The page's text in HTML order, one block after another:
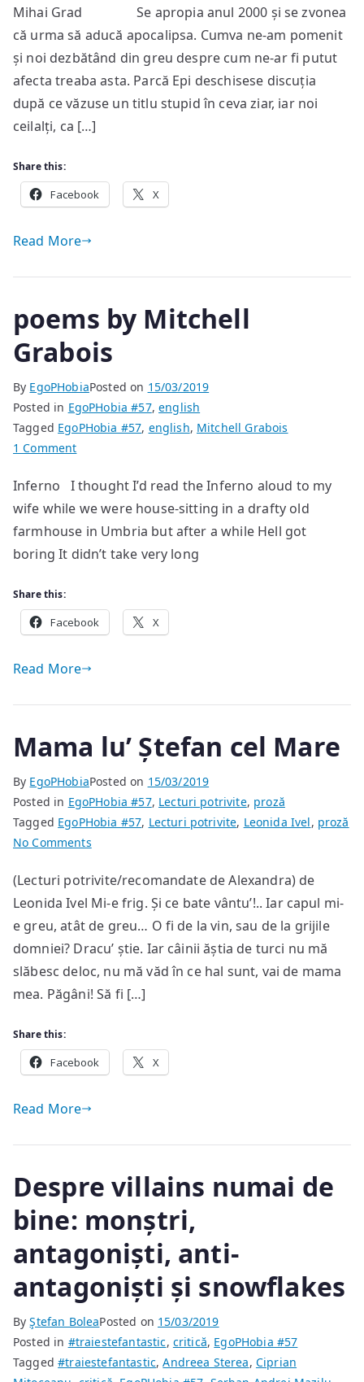
Mihai Grad Se apropia anul 2000 și se zvonea
că urma să aducă apocalipsa. Cumva ne-am pomenit
și noi dezbătând din greu despre cum ne-ar fi putut
afecta treaba asta. Parcă Epi deschisese discuția
după ce văzuse un titlu stupid în ceva ziar, iar noi
ceilalți, ca […]
Share this:
Facebook X
Read More
poems by Mitchell
Grabois
By EgoPHobiaPosted on 15/03/2019
Posted in EgoPHobia #57,english
Tagged EgoPHobia #57, english, Mitchell Grabois
1 Commenton
by
Mitchell
Grabois
Inferno I thought I’d read the Inferno aloud to my
wife while we were house-sitting in a drafty old
farmhouse in Umbria but after a while Hell got
boring It didn’t take very long
Share this:
Facebook X
Read More
Mama lu’ Ștefan cel Mare
By EgoPHobiaPosted on 15/03/2019
Posted in EgoPHobia #57, Lecturi potrivite, proză
Tagged EgoPHobia #57, Lecturi potrivite, Leonida Ivel, proză
No Commentson
lu’
Ștefan
cel
Mare
(Lecturi potrivite/recomandate de Alexandra) de
Leonida Ivel Mi-e frig. Și ce bate vântu’!.. Iar capul mi-
e greu, atât de greu… O fi de la vin, sau de la grijile
domniei? Dracu’ știe. Iar câinii ăștia de turci nu mă
slăbesc deloc, nu mă văd în ce hal sunt, vai de mama
mea. Păgâni! Să fi […]
Share this:
Facebook X
Read More
Despre villains numai de
bine: monștri,
antagoniști, anti-
antagoniști și snowflakes
ByŞtefan BoleaPosted on 15/03/2019
Posted in #traiestefantastic, critică, EgoPHobia #57
Tagged#traiestefantastic,Andreea Sterea, Ciprian